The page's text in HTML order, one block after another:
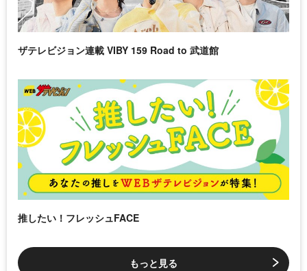
ザテレビジョン連載 VIBY 159 Road to 武道館
推したい！フレッシュFACE
もっと見る